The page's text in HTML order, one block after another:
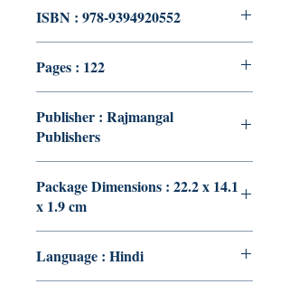
ISBN : 978-9394920552
Pages : 122
Publisher : Rajmangal
Publishers
Package Dimensions : 22.2 x 14.1
x 1.9 cm
Language : Hindi